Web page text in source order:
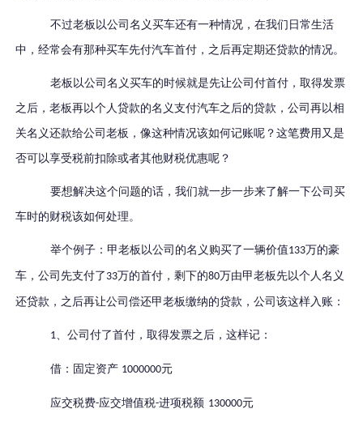
不过老板以公司名义买车还有一种情况，在我们日常生活
中，经常会有那种买车先付汽车首付，之后再定期还贷款的情况。
老板以公司名义买车的时候就是先让公司付首付，取得发票
之后，老板再以个人贷款的名义支付汽车之后的贷款，公司再以相
关名义还款给公司老板，像这种情况该如何记账呢？这笔费用又是
否可以享受税前扣除或者其他财税优惠呢？
要想解决这个问题的话，我们就一步一步来了解一下公司买
车时的财税该如何处理。
举个例子：甲老板以公司的名义购买了一辆价值133万的豪
车，公司先支付了 33万的首付，剩下的80万由甲老板先以个人名义
还贷款，之后再让公司偿还甲老板缴纳的贷款，公司该这样入账：
1、公司付了首付，取得发票之后，这样记：
借 ：固定资产 1000000元
应交税费-应交增值税-进项税额 130000元